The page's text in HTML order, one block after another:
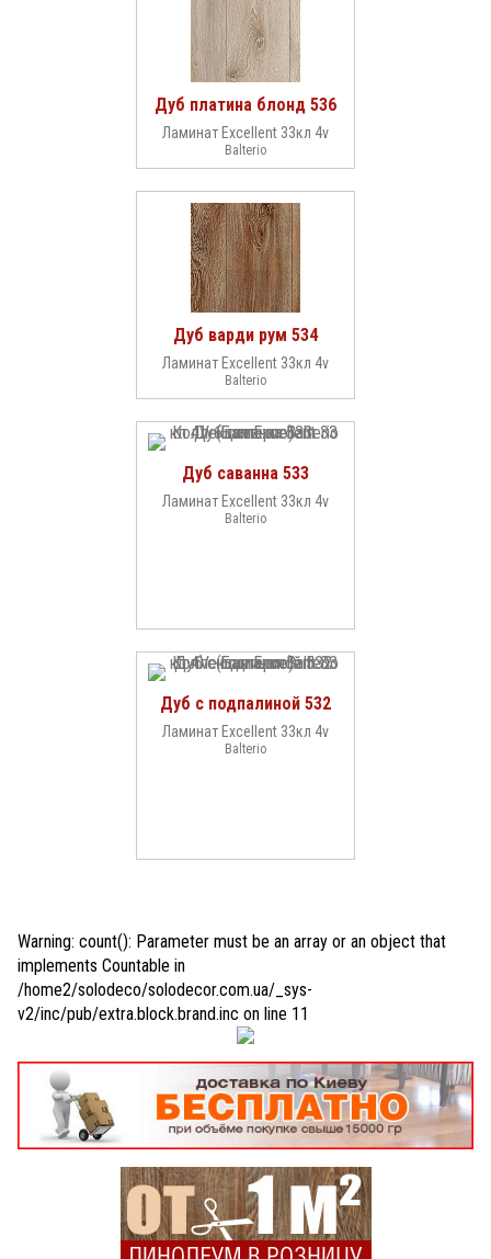
Дуб платина блонд 536
Ламинат Excellent 33кл 4v
Balterio
Дуб варди рум 534
Ламинат Excellent 33кл 4v
Balterio
Дуб саванна 533
Ламинат Excellent 33кл 4v
Balterio
Дуб с подпалиной 532
Ламинат Excellent 33кл 4v
Balterio
Warning: count(): Parameter must be an array or an object that
implements Countable in
/home2/solodeco/solodecor.com.ua/_sys-
v2/inc/pub/extra.block.brand.inc on line 11